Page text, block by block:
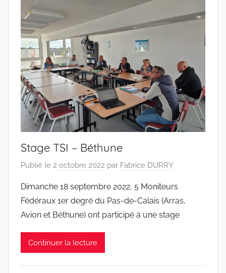
Stage TSI – Béthune
Publié le 2 octobre 2022 par Fabrice DURRY
Dimanche 18 septembre 2022, 5 Moniteurs
Fédéraux 1er degré du Pas-de-Calais (Arras,
Avion et Béthune) ont participé à une stage
Continuer la lecture